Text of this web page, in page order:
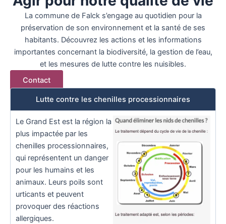
La commune de Falck s’engage au quotidien pour la
préservation de son environnement et la santé de ses
habitants. Découvrez les actions et les informations
importantes concernant la biodiversité, la gestion de l’eau,
et les mesures de lutte contre les nuisibles.
Contact
Lutte contre les chenilles processionnaires
Le Grand Est est la région la
plus impactée par les
chenilles processionnaires,
qui représentent un danger
pour les humains et les
animaux. Leurs poils sont
urticants et peuvent
provoquer des réactions
allergiques.